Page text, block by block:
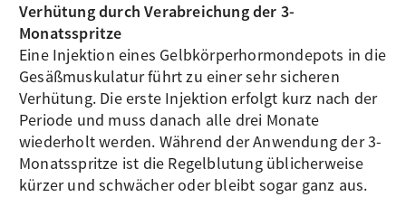
Verhütung durch Verabreichung der 3-
Monatsspritze
Eine Injektion eines Gelbkörperhormondepots in die
Gesäßmuskulatur führt zu einer sehr sicheren
Verhütung. Die erste Injektion erfolgt kurz nach der
Periode und muss danach alle drei Monate
wiederholt werden. Während der Anwendung der 3-
Monatsspritze ist die Regelblutung üblicherweise
kürzer und schwächer oder bleibt sogar ganz aus.